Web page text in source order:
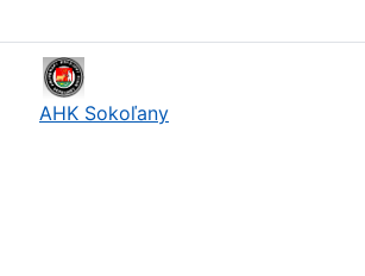
AHK Sokoľany